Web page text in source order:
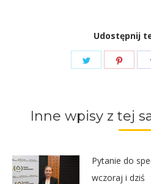
Udostępnij
Share
Share
Inne wpisy z tej
Pytanie do
wczoraj i dziś